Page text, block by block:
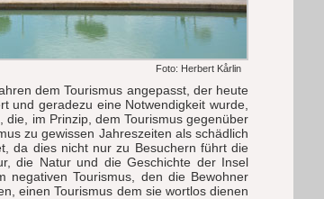
Foto: Herbert Kårlin
dem Tourismus angepasst, der heute
und geradezu eine Notwendigkeit wurde,
die, im Prinzip, dem Tourismus gegenüber
zu gewissen Jahreszeiten als schädlich
da dies nicht nur zu Besuchern führt die
die Natur und die Geschichte der Insel
negativen Tourismus, den die Bewohner
einen Tourismus dem sie wortlos dienen